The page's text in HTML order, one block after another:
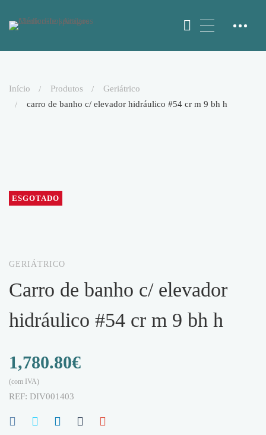
início produtos
geriátrico
carro de banho c/ elevador hidráulico #54 cr m 9 bh h
ESGOTADO
GERIÁTRICO
carro de banho c/ elevador
hidráulico #54 cr m 9 bh h
1,780.80€
(com IVA)
REF: DIV001403